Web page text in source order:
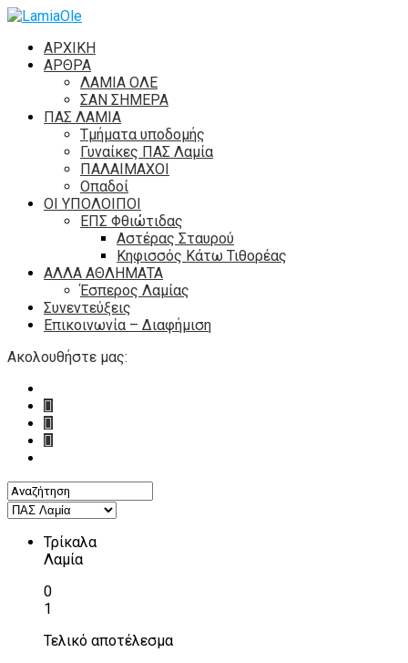
ΑΡΧΙΚΗ
ΑΡΘΡΑ
ΛΑΜΙΑ ΟΛΕ
ΣΑΝ ΣΗΜΕΡΑ
ΠΑΣ ΛΑΜΙΑ
Τμήματα υποδομής
Γυναίκες ΠΑΣ Λαμία
ΠΑΛΑΙΜΑΧΟΙ
Οπαδοί
ΟΙ ΥΠΟΛΟΙΠΟΙ
ΕΠΣ Φθιώτιδας
Αστέρας Σταυρού
Κηφισσός Κάτω Τιθορέας
ΑΛΛΑ ΑΘΛΗΜΑΤΑ
Έσπερος Λαμίας
Συνεντεύξεις
Επικοινωνία – Διαφήμιση
Ακολουθήστε μας:
Τρίκαλα
Λαμία
0
1
Τελικό αποτέλεσμα